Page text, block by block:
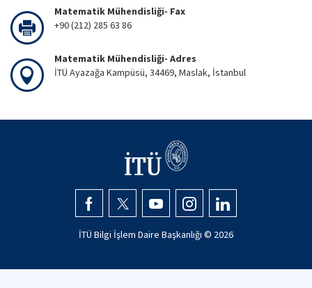
Matematik Mühendisliği- Fax
+90 (212) 285 63 86
Matematik Mühendisliği- Adres
İTÜ Ayazağa Kampüsü, 34469, Maslak, İstanbul
İTÜ Bilgi İşlem Daire Başkanlığı © 2026